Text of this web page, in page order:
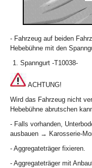
- Fahrzeug auf beiden
Hebebühne mit den
Spanngurt -T10038-
ACHTUNG!
Wird das Fahrzeug nicht
Hebebühne abrutschen
- Falls vorhanden,
ausbauen → Karosserie-
- Aggregateträger fixieren.
- Aggregateträger mit